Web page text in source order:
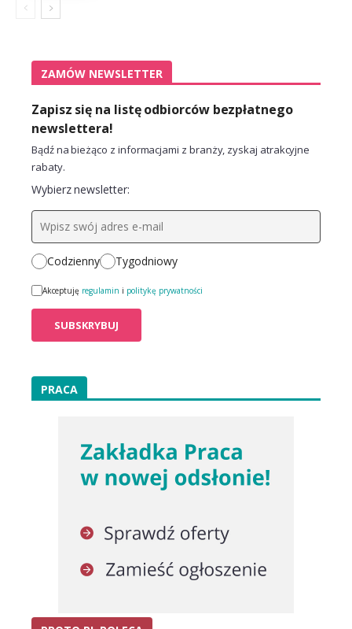
ZAMÓW NEWSLETTER
Zapisz się na listę odbiorców bezpłatnego
newslettera!
Bądź na bieżąco z informacjami z branży, zyskaj atrakcyjne
rabaty.
Wybierz newsletter:
Codzienny Tygodniowy
Akceptuję regulamin i politykę prywatności
PRACA